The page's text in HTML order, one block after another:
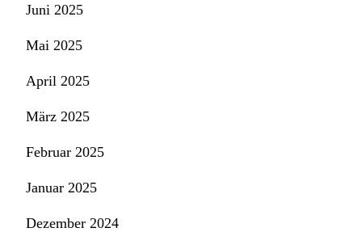
Juni 2025
Mai 2025
April 2025
März 2025
Februar 2025
Januar 2025
Dezember 2024